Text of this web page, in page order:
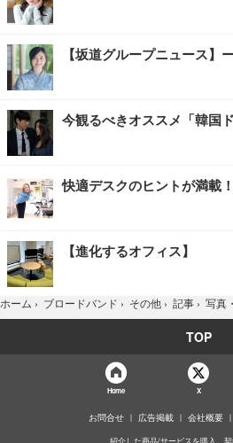
【坂道グループニュース】
今観るべきオススメ「韓国ド
快適デスクのヒントが満載
【進化するオフィス】
ホーム › ブロードバンド › その他 › 記事 › 写真
TOP
Home X
お問合せ 広告掲載 会社概要